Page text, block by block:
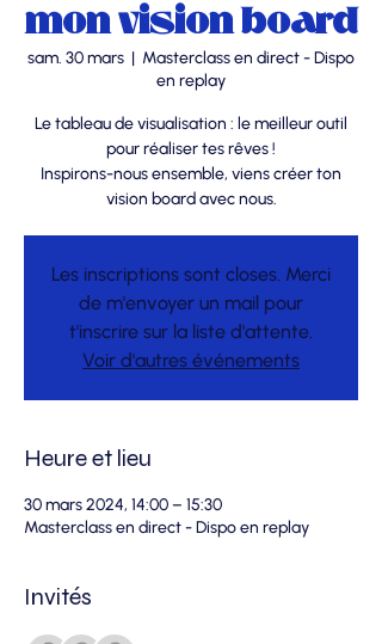
mon vision board
sam. 30 mars
  |
Masterclass en direct - Dispo
en replay
Le tableau de visualisation : le meilleur outil
pour réaliser tes rêves !
Inspirons-nous ensemble, viens créer ton
vision board avec nous.
Les inscriptions sont closes. Merci
de m'envoyer un mail pour
t'inscrire sur la liste d'attente.
Voir d'autres événements
Heure et lieu
30 mars 2024, 14:00 – 15:30
Masterclass en direct - Dispo en replay
Invités